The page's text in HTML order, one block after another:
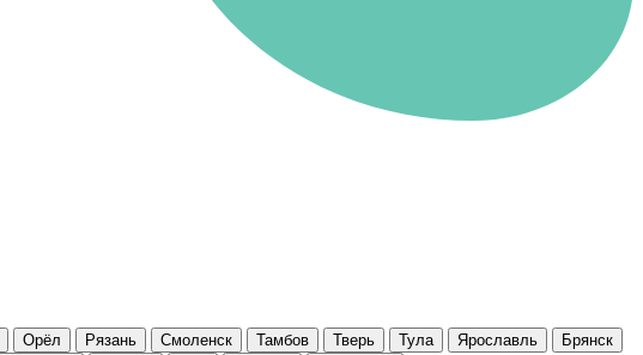
Орёл Рязань Смоленск Тамбов Тверь Тула Ярославль
Брянск